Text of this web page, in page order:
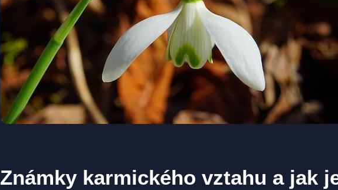
Známky karmického vztahu a jak